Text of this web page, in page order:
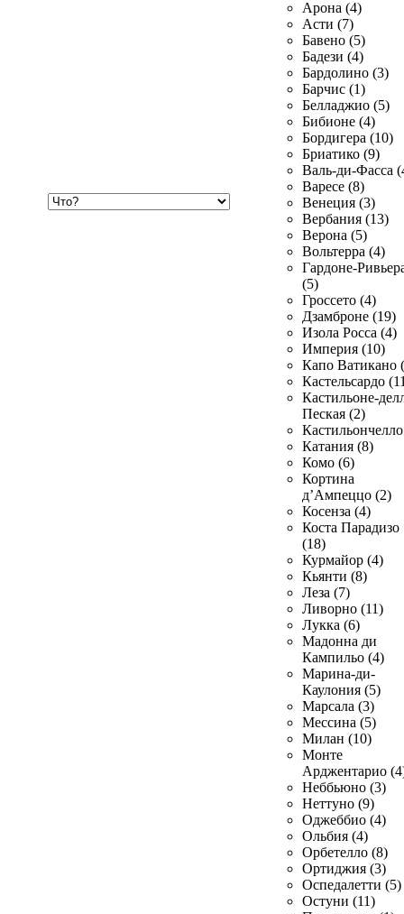
Арона (4)
Асти (7)
Бавено (5)
Бадези (4)
Бардолино (3)
Барчис (1)
Белладжио (5)
Бибионе (4)
Бордигера (10)
Бриатико (9)
Валь-ди-Фасса
Варесе (8)
Венеция (3)
Вербания (13)
Верона (5)
Вольтерра (4)
Гардоне-
(5)
Гроссето (4)
Дзамброне (19)
Изола Росса (4)
Империя (10)
Капо Ватикано
Кастельсардо
Кастильоне-
Пеская (2)
Катания (8)
Комо (6)
Кортина
д’Ампеццо (2)
Косенза (4)
Коста Парадизо
(18)
Курмайор (4)
Кьянти (8)
Леза (7)
Ливорно (11)
Лукка (6)
Мадонна ди
Кампильо (4)
Марина-ди-
Каулония (5)
Марсала (3)
Мессина (5)
Милан (10)
Монте
Арджентарио
Неббьюно (3)
Неттуно (9)
Оджеббио (4)
Ольбия (4)
Орбетелло (8)
Ортиджия (3)
Оспедалетти (5)
Остуни (11)